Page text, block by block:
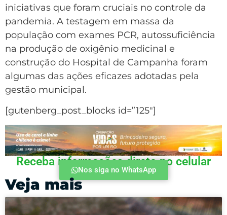
iniciativas que foram cruciais no controle da
pandemia. A testagem em massa da
população com exames PCR, autossuficiência
na produção de oxigênio medicinal e
construção do Hospital de Campanha foram
algumas das ações eficazes adotadas pela
gestão municipal.
[gutenberg_post_blocks id=”125″]
Receba informações direto no celular
Nos siga no WhatsApp
Veja mais